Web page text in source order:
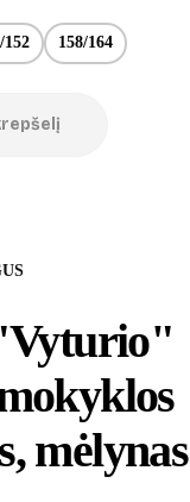
152 158/164
mėlynas